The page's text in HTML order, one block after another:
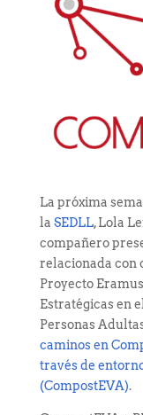
La próxima
la SEDLL, Lola
compañero
relacionada con
Proyecto
Estratégicas en
Personas
caminos en
través de
(CompostEVA).